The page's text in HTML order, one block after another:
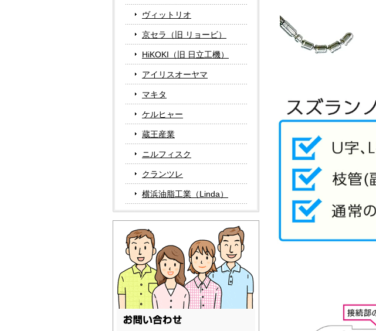
ヴィットリオ
京セラ（旧 リョービ）
HiKOKI（旧 日立工機）
アイリスオーヤマ
マキタ
ケルヒャー
蔵王産業
ニルフィスク
クランツレ
横浜油脂工業（Linda）